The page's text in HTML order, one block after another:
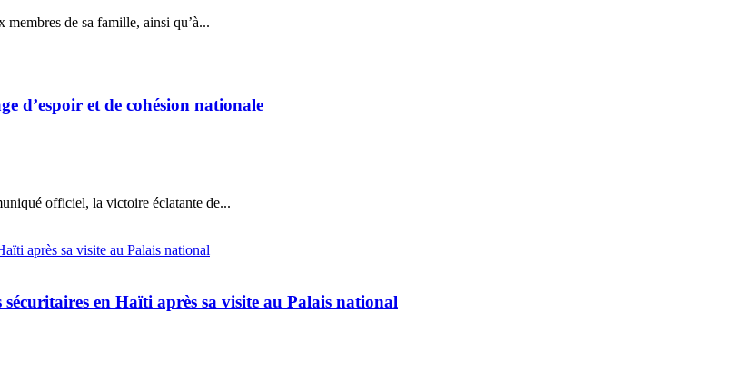
de sa famille, ainsi qu’à...
d’espoir et de cohésion nationale
officiel, la victoire éclatante de...
en Haïti après sa visite au Palais national